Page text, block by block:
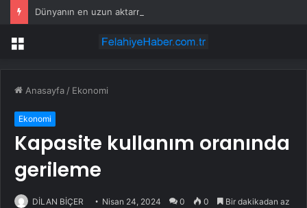
Menü
Anasayfa / Ekonomi
Ekonomi
Kapasite kullanım oranında
gerileme
DİLAN BİÇER Nisan 24, 2024 0 0 Bir dakikadan az